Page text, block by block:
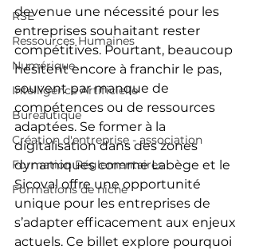
RSE
Ressources Humaines
Numérique
Intelligence Artificielle
Bureautique
Création d'entreprise - association
Formation Réglementaires
Formations de niche
devenue une nécessité pour les
entreprises souhaitant rester
compétitives. Pourtant, beaucoup
hésitent encore à franchir le pas,
souvent par manque de
compétences ou de ressources
adaptées. Se former à la
digitalisation dans des zones
dynamiques comme Labège et le
Sicoval offre une opportunité
unique pour les entreprises de
s’adapter efficacement aux enjeux
actuels. Ce billet explore pourquoi